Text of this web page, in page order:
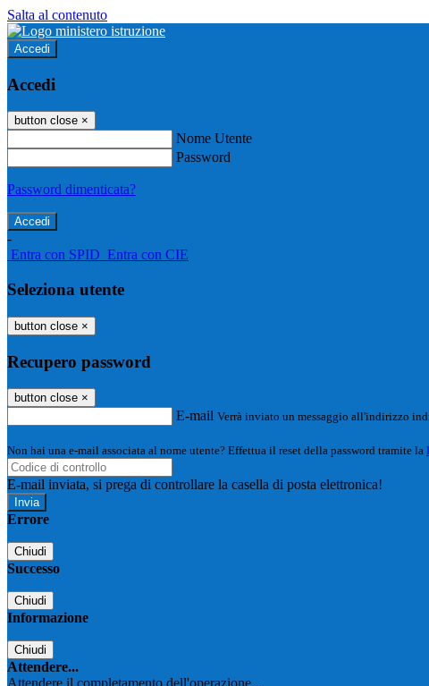
Salta al contenuto
Accedi
Accedi
button close ×
Nome Utente
Password
Password dimenticata?
-
Entra con SPID Entra con CIE
Seleziona utente
button close ×
Recupero password
button close ×
E-mail Verrà inviato un messaggio all'indirizzo
Non hai una e-mail associata al nome utente? Effettua il reset della password tramite la
E-mail inviata, si prega di controllare la casella di posta elettronica!
Errore
Chiudi
Successo
Chiudi
Informazione
Chiudi
Attendere...